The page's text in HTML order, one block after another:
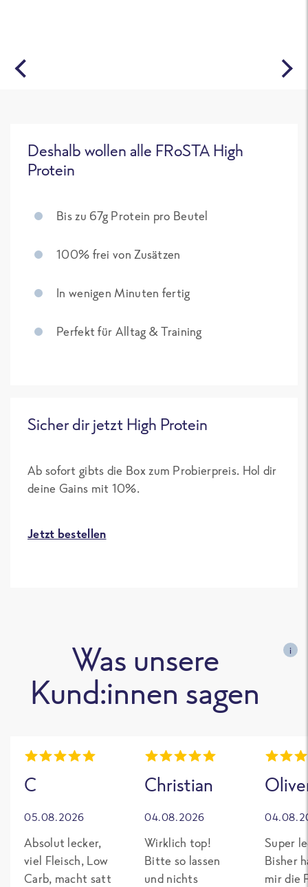
Deshalb wollen alle FRoSTA High
Protein
Bis zu 67g Protein pro Beutel
100% frei von Zusätzen
In wenigen Minuten fertig
Perfekt für Alltag & Training
Sicher dir jetzt High Protein
Ab sofort gibts die Box zum Probierpreis. Hol dir
deine Gains mit 10%.
Jetzt bestellen
Was unsere
Kund:innen sagen
i
C
05.08.2026
Absolut lecker,
viel Fleisch, Low
Carb, macht satt
Christian
04.08.2026
Wirklich top!
Bitte so lassen
und nichts
Super
Bisher
mir die